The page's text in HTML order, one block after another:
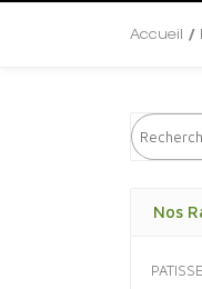
Accueil /
Nos